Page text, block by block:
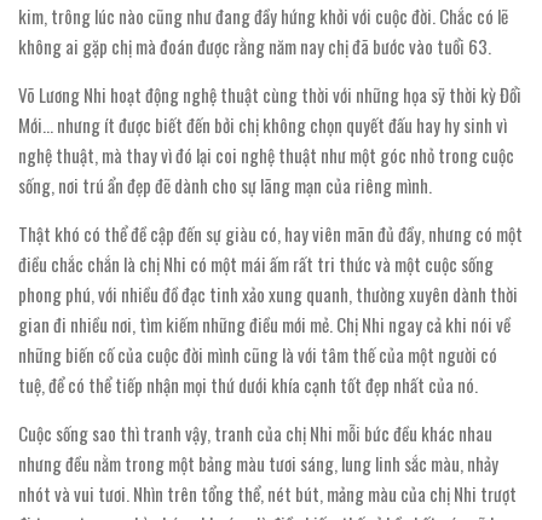
kim, trông lúc nào cũng như đang đầy hứng khởi với cuộc đời. Chắc có lẽ
không ai gặp chị mà đoán được rằng năm nay chị đã bước vào tuổi 63.
Võ Lương Nhi hoạt động nghệ thuật cùng thời với những họa sỹ thời kỳ Đổi
Mới… nhưng ít được biết đến bởi chị không chọn quyết đấu hay hy sinh vì
nghệ thuật, mà thay vì đó lại coi nghệ thuật như một góc nhỏ trong cuộc
sống, nơi trú ẩn đẹp đẽ dành cho sự lãng mạn của riêng mình.
Thật khó có thể đề cập đến sự giàu có, hay viên mãn đủ đầy, nhưng có một
điều chắc chắn là chị Nhi có một mái ấm rất tri thức và một cuộc sống
phong phú, với nhiều đồ đạc tinh xảo xung quanh, thường xuyên dành thời
gian đi nhiều nơi, tìm kiếm những điều mới mẻ. Chị Nhi ngay cả khi nói về
những biến cố của cuộc đời mình cũng là với tâm thế của một người có
tuệ, để có thể tiếp nhận mọi thứ dưới khía cạnh tốt đẹp nhất của nó.
Cuộc sống sao thì tranh vậy, tranh của chị Nhi mỗi bức đều khác nhau
nhưng đều nằm trong một bảng màu tươi sáng, lung linh sắc màu, nhảy
nhót và vui tươi. Nhìn trên tổng thể, nét bút, mảng màu của chị Nhi trượt